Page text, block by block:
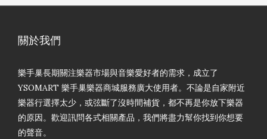
關於我們
樂手巢長期關注樂器市場與音樂愛好者的需求，成立了
YSOMART 樂手巢樂器商城服務廣大使用者。不論是自家附近
樂器行選擇太少，或弦斷了沒時間補貨，都不再是你放下樂器
的原因。歡迎訊問各式相關產品，我們將盡力幫你找到你想要
的聲音。